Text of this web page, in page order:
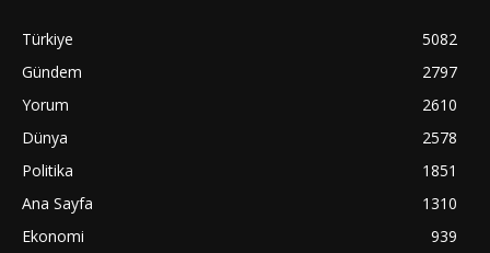
Türkiye
5082
Gündem
2797
Yorum
2610
Dünya
2578
Politika
1851
Ana Sayfa
1310
Ekonomi
939